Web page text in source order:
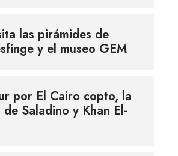
las pirámides de
y el museo GEM
por El Cairo copto, la
Saladino y Khan El-